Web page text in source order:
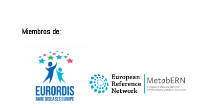
Miembros de: